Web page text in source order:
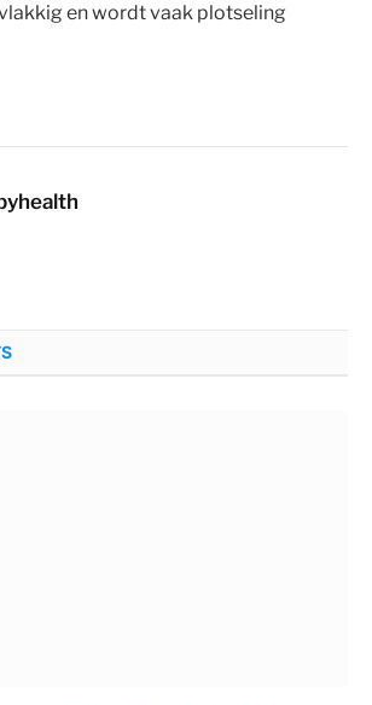
en wordt vaak plotseling